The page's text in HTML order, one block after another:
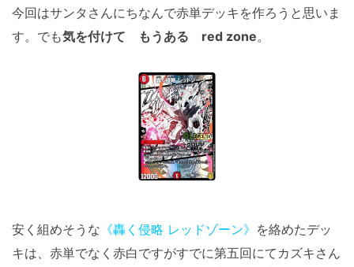
今回はサンタさんにちなんで赤単デッキを作ろうと思いま
す。でも気を付けて もうある red zone。
安く組めそうな 《轟く侵略 レッドゾーン》 を絡めたデッ
キは、赤単でなく赤白ですがすでに第五回にてカズキさん